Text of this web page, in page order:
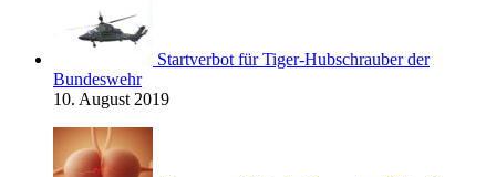
Startverbot für Tiger-Hubschrauber der
Bundeswehr
10. August 2019